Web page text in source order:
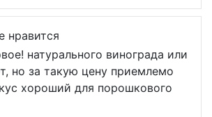
нравится
натурального винограда или
но за такую цену приемлемо
хороший для порошкового